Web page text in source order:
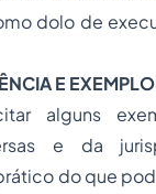
dolo de
E
alguns
e da
do que